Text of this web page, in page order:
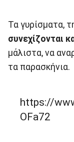
Τα γυρίσματα,
συνεχίζονται
μάλιστα, να
τα παρασκήνια.
https://
OFa72